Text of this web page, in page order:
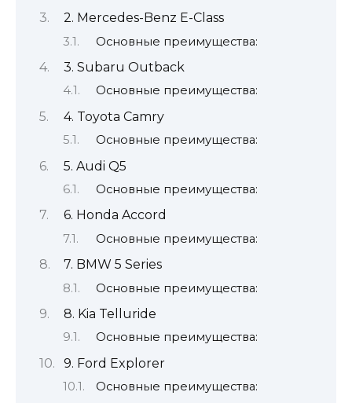
2. Mercedes-Benz E-Class
Основные преимущества:
3. Subaru Outback
Основные преимущества:
4. Toyota Camry
Основные преимущества:
5. Audi Q5
Основные преимущества:
6. Honda Accord
Основные преимущества:
7. BMW 5 Series
Основные преимущества:
8. Kia Telluride
Основные преимущества:
9. Ford Explorer
Основные преимущества: